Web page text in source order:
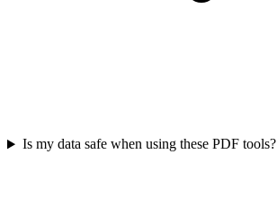
Is my data safe when using these PDF tools?